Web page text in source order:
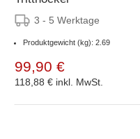
3 - 5 Werktage
Produktgewicht (kg): 2.69
99,90 €
118,88 € inkl. MwSt.